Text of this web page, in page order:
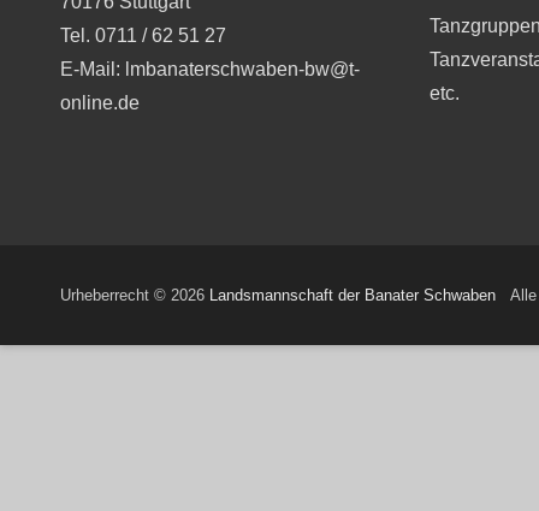
Tel. 0711 / 62 51 27
E-Mail: lmbanaterschwaben-bw@t-
online.de
etc.
Urheberrecht © 2026 Landsmannschaft der Banater Schwaben Alle